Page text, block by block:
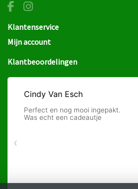
Klantenservice
Mijn account
Klantbeoordelingen